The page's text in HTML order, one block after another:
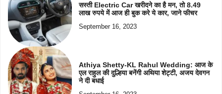
सस्ती Electric Car खरीदने का है मन, तो 8.49
लाख रुपये में आज ही बुक करे ये कार, जाने फीचर
September 16, 2023
Athiya Shetty-KL Rahul Wedding: आज के
एल राहुल की दुल्हिया बनेंगी अथिया शेट्टी, अजय देवगन
ने दी बधाई